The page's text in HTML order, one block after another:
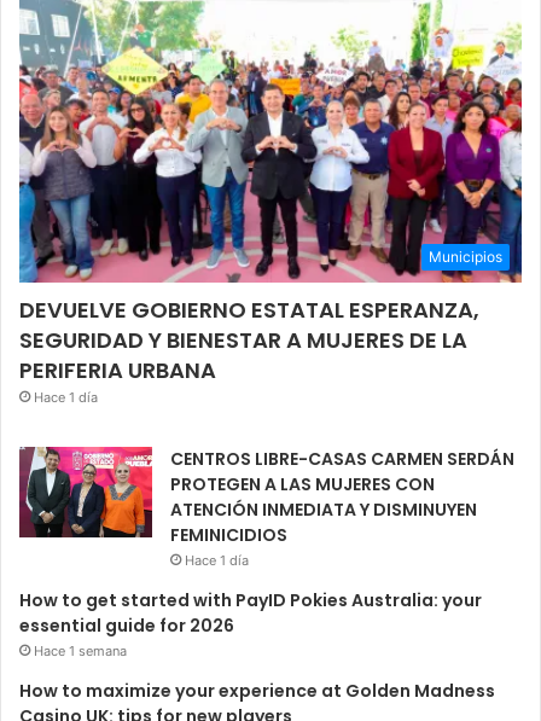
Municipios
DEVUELVE GOBIERNO ESTATAL ESPERANZA,
SEGURIDAD Y BIENESTAR A MUJERES DE LA
PERIFERIA URBANA
Hace 1 día
CENTROS LIBRE-CASAS CARMEN SERDÁN
PROTEGEN A LAS MUJERES CON
ATENCIÓN INMEDIATA Y DISMINUYEN
FEMINICIDIOS
Hace 1 día
How to get started with PayID Pokies Australia: your
essential guide for 2026
Hace 1 semana
How to maximize your experience at Golden Madness